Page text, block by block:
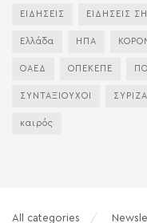
ΕΙΔΗΣΕΙΣ ΕΙΔΗΣΕΙΣ
Ελλάδα ΗΠΑ
ΟΑΕΔ ΟΠΕΚΕΠΕ
ΣΥΝΤΑΞΙΟΥΧΟΙ ΣΥΡΙΖΑ
καιρός
All categories